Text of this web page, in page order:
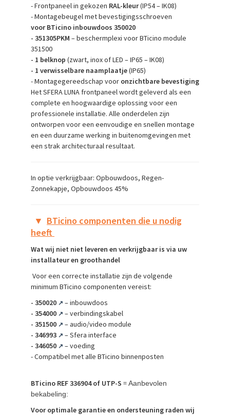
- Frontpaneel in gekozen RAL-kleur(IP54 – IK08)
- Montagebeugel met bevestigingsschroeven
voorBTicino inbouwdoos 350020
- 351305PKM – beschermplexi voor BTicino module
351500
- 1 belknop (zwart, inox of LED – IP65 – IK08)
- 1 verwisselbare naamplaatje(IP65)
- Montagegereedschap voor onzichtbare bevestiging
Het SFERA LUNA frontpaneel wordt geleverd als een
complete en hoogwaardige oplossing voor een
professionele installatie. Alle onderdelen zijn
ontworpen voor een eenvoudige en snellen montage
en een duurzame werking in buitenomgevingen met
een strak architecturaal resultaat.
In optie verkrijgbaar: Opbouwdoos, Regen-
Zonnekapje, Opbouwdoos 45%
▼ BTicino componenten die u nodig
heeft
Wat wij niet niet leveren en verkrijgbaar is via uw
installateur en groothandel
Voor een correcte installatie zijn de volgende
minimum BTicino componenten vereist:
- 350020 ↗ – inbouwdoos
- 354000 ↗ – verbindingskabel
- 351500 ↗ – audio/video module
- 346993 ↗ – Sfera interface
- 346050 ↗ – voeding
- Compatibel met alle BTicino binnenposten
BTicino REF 336904 of UTP-S =Aanbevolen
bekabeling:
Voor optimale garantie en ondersteuning raden wij